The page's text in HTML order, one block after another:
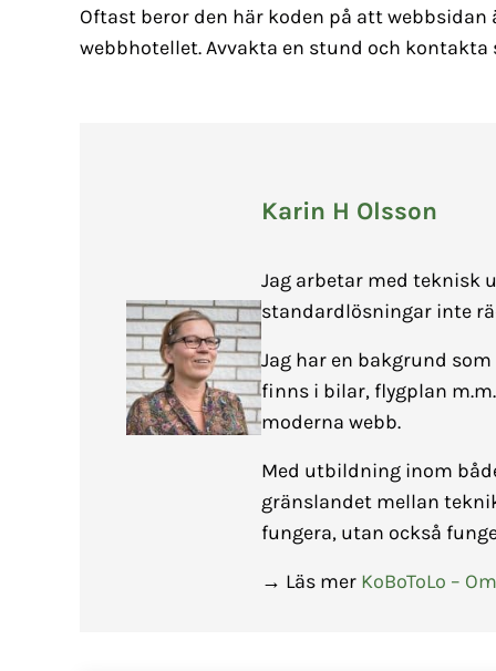
Oftast beror den här koden på att
webbhotellet. Avvakta en stund och
Karin H Olsson
Jag arbetar med teknisk
standardlösningar inte
Jag har en bakgrund
finns i bilar, flygplan
moderna webb.
Med utbildning inom
gränslandet mellan
fungera, utan också
→ Läs mer KoBoToLo –